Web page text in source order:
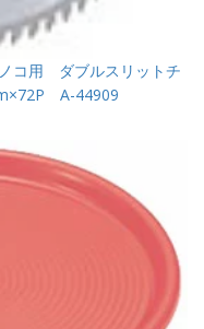
コ用 ダブルスリットチ
A-44909